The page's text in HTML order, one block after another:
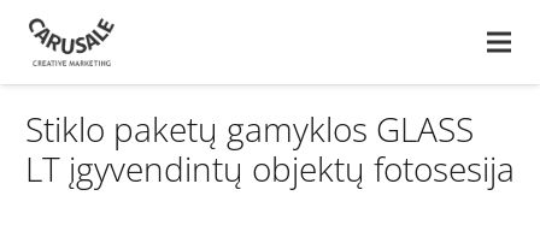
Stiklo paketų gamyklos GLASS
LT įgyvendintų objektų fotosesija